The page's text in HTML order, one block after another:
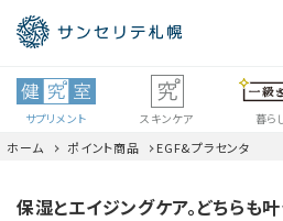
サプリメント スキンケア 暮ら
ホーム ポイント商品 EGF&プラセンタ
保湿とエイジングケア。どちらも